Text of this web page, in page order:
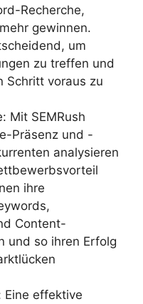
Recherche,
gewinnen.
um
zu treffen und
Schritt voraus zu
Mit SEMRush
Präsenz und -
analysieren
ihre
Content-
und so ihren Erfolg
Eine effektive